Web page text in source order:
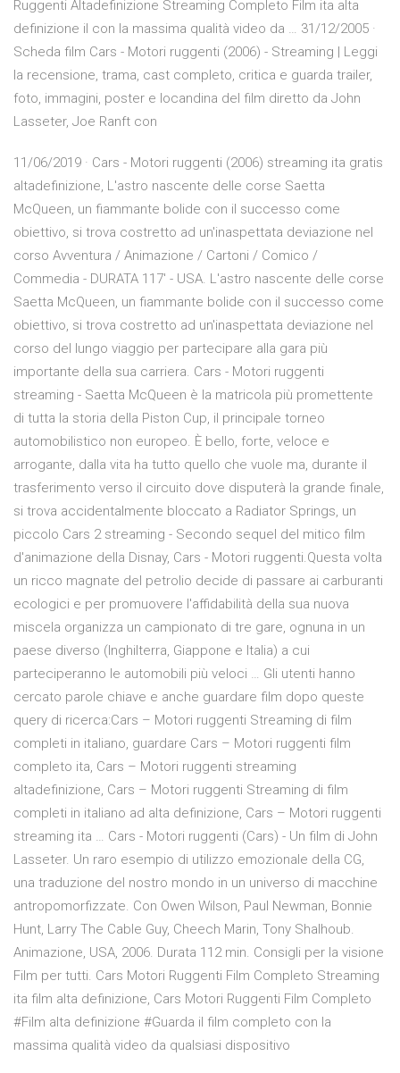
Ruggenti Altadefinizione Streaming Completo Film ita alta
definizione il con la massima qualità video da … 31/12/2005 ·
Scheda film Cars - Motori ruggenti (2006) - Streaming | Leggi
la recensione, trama, cast completo, critica e guarda trailer,
foto, immagini, poster e locandina del film diretto da John
Lasseter, Joe Ranft con
11/06/2019 · Cars - Motori ruggenti (2006) streaming ita gratis
altadefinizione, L'astro nascente delle corse Saetta
McQueen, un fiammante bolide con il successo come
obiettivo, si trova costretto ad un'inaspettata deviazione nel
corso Avventura / Animazione / Cartoni / Comico /
Commedia - DURATA 117′ - USA. L'astro nascente delle corse
Saetta McQueen, un fiammante bolide con il successo come
obiettivo, si trova costretto ad un'inaspettata deviazione nel
corso del lungo viaggio per partecipare alla gara più
importante della sua carriera. Cars - Motori ruggenti
streaming - Saetta McQueen è la matricola più promettente
di tutta la storia della Piston Cup, il principale torneo
automobilistico non europeo. È bello, forte, veloce e
arrogante, dalla vita ha tutto quello che vuole ma, durante il
trasferimento verso il circuito dove disputerà la grande finale,
si trova accidentalmente bloccato a Radiator Springs, un
piccolo Cars 2 streaming - Secondo sequel del mitico film
d'animazione della Disnay, Cars - Motori ruggenti.Questa volta
un ricco magnate del petrolio decide di passare ai carburanti
ecologici e per promuovere l'affidabilità della sua nuova
miscela organizza un campionato di tre gare, ognuna in un
paese diverso (Inghilterra, Giappone e Italia) a cui
parteciperanno le automobili più veloci … Gli utenti hanno
cercato parole chiave e anche guardare film dopo queste
query di ricerca:Cars – Motori ruggenti Streaming di film
completi in italiano, guardare Cars – Motori ruggenti film
completo ita, Cars – Motori ruggenti streaming
altadefinizione, Cars – Motori ruggenti Streaming di film
completi in italiano ad alta definizione, Cars – Motori ruggenti
streaming ita … Cars - Motori ruggenti (Cars) - Un film di John
Lasseter. Un raro esempio di utilizzo emozionale della CG,
una traduzione del nostro mondo in un universo di macchine
antropomorfizzate. Con Owen Wilson, Paul Newman, Bonnie
Hunt, Larry The Cable Guy, Cheech Marin, Tony Shalhoub.
Animazione, USA, 2006. Durata 112 min. Consigli per la visione
Film per tutti. Cars Motori Ruggenti Film Completo Streaming
ita film alta definizione, Cars Motori Ruggenti Film Completo
#Film alta definizione #Guarda il film completo con la
massima qualità video da qualsiasi dispositivo